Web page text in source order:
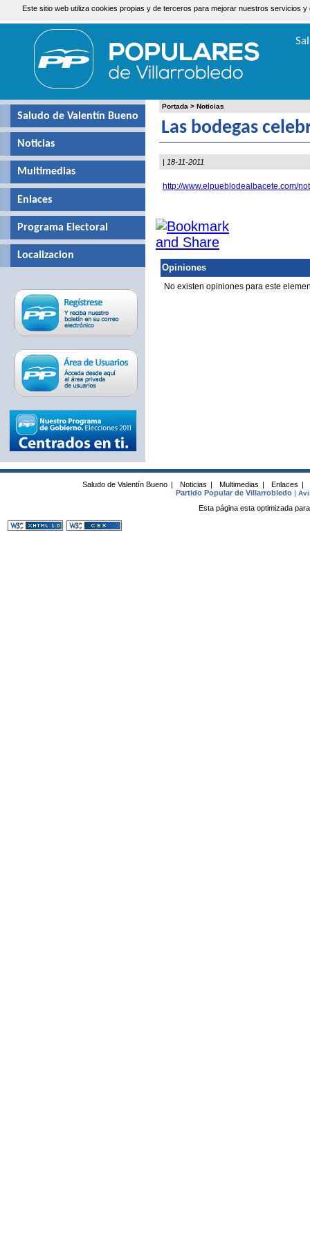
Este sitio web utiliza cookies propias y de terceros para mejorar nuestros servicios
Portada > Noticias
Las bodegas
| 18-11-2011
http://www.elpueblodealbacete.com/
Opiniones
No existen opiniones para este
Saludo de Valentín Bueno
Noticias
Multimedias
Enlaces
Programa Electoral
Localizacion
Sábado, 8 de Agosto de 2026
Saludo de Valentín Bueno | Noticias | Multimedias | Enlaces |
Partido Popular de Villarrobledo |
Esta página esta optimizada